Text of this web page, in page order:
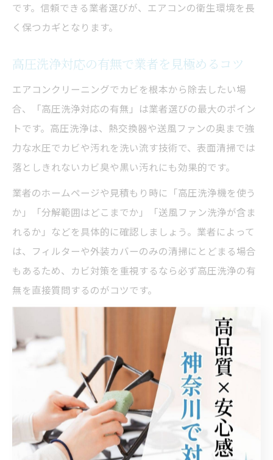
です。信頼できる業者選びが、エアコンの衛生環境を長
く保つカギとなります。
高圧洗浄対応の有無で業者を見極めるコツ
エアコンクリーニングでカビを根本から除去したい場
合、「高圧洗浄対応の有無」は業者選びの最大のポイン
トです。高圧洗浄は、熱交換器や送風ファンの奥まで強
力な水圧でカビや汚れを洗い流す技術で、表面清掃では
落としきれないカビ臭や黒い汚れにも効果的です。
業者のホームページや見積もり時に「高圧洗浄機を使う
か」「分解範囲はどこまでか」「送風ファン洗浄が含ま
れるか」などを具体的に確認しましょう。業者によって
は、フィルターや外装カバーのみの清掃にとどまる場合
もあるため、カビ対策を重視するなら必ず高圧洗浄の有
無を直接質問するのがコツです。
自分で高圧洗浄を試みる場合は、感電や故障リスクが高
いため、専門業者に依頼するほうが安心です。高圧洗浄
対応の業者を選ぶことで、エアコン内部のカビ再発リス
クを大きく下げることができます。
口コミだけに頼らない業者選定のポイント
エアコンクリーニング業者を選ぶ際、口コミや評判は参
考になりますが、それだけに頼るのは危険です。口コミ